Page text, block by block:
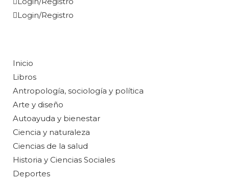
Login/Registro
Inicio
Libros
Antropología, sociología y política
Arte y diseño
Autoayuda y bienestar
Ciencia y naturaleza
Ciencias de la salud
Historia y Ciencias Sociales
Deportes